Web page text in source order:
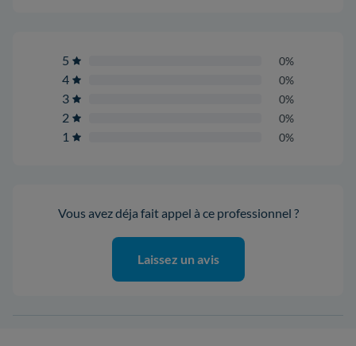
5 0%
4 0%
3 0%
2 0%
1 0%
Vous avez déja fait appel à ce professionnel ?
Laissez un avis